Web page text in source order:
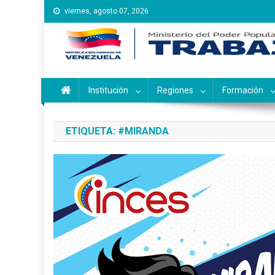
Saltar
al
contenido
viernes, agosto 07, 2026
Instituto Nacional de
Inces
Institución Regiones Formación
ETIQUETA: #MIRANDA